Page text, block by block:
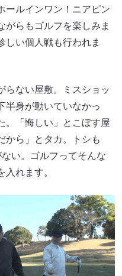
ールインワン！ニアピン
がらもゴルフを楽しみま
しい個人戦も行われま
らない屋敷。ミスショッ
半身が動いていなかっ
。「悔しい」とこぼす屋
から」とタカ。トシも
い。ゴルフってそんな
入れます。